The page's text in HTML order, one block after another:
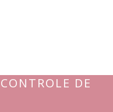
DE